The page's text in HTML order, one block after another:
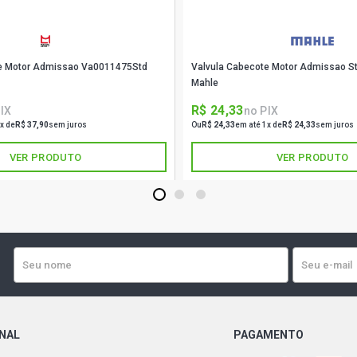
OH1318
OH1418
OH1418
OH1420
(1998 -
Motor Admissao Va0011475Std
deR$ 37,90sem juros
VER PRODUTO
Valvula Cabecote Motor Admissao
Mahle
R$ 24,33no PIX
Ou R$ 24,33em até 1x deR$ 24,33sem juros
VER PRODUTO
1 2 3
PAGAMENTO